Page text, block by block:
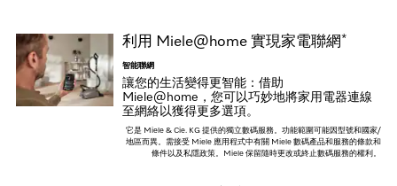
利用 Miele@home 實現家電聯網 *
智能聯網
讓您的生活變得更智能：借助
Miele@home，您可以巧妙地將家用電器連線
至網絡以獲得更多選項。
它是 Miele & Cie. KG 提供的獨立數碼服務。功能範圍可能因型號和國家/
地區而異。需接受 Miele 應用程式中有關 Miele 數碼產品和服務的條款和
條件以及私隱政策。Miele 保留隨時更改或終止數碼服務的權利。